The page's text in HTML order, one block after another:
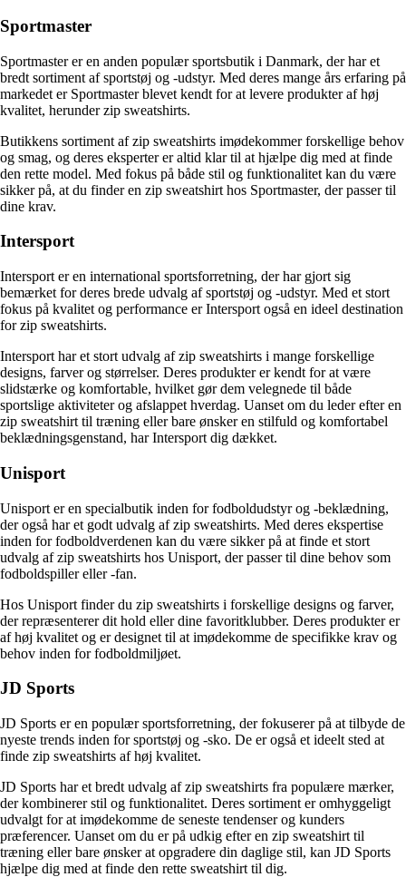
Sportmaster
Sportmaster er en anden populær sportsbutik i Danmark, der har et
bredt sortiment af sportstøj og -udstyr. Med deres mange års erfaring på
markedet er Sportmaster blevet kendt for at levere produkter af høj
kvalitet, herunder zip sweatshirts.
Butikkens sortiment af zip sweatshirts imødekommer forskellige behov
og smag, og deres eksperter er altid klar til at hjælpe dig med at finde
den rette model. Med fokus på både stil og funktionalitet kan du være
sikker på, at du finder en zip sweatshirt hos Sportmaster, der passer til
dine krav.
Intersport
Intersport er en international sportsforretning, der har gjort sig
bemærket for deres brede udvalg af sportstøj og -udstyr. Med et stort
fokus på kvalitet og performance er Intersport også en ideel destination
for zip sweatshirts.
Intersport har et stort udvalg af zip sweatshirts i mange forskellige
designs, farver og størrelser. Deres produkter er kendt for at være
slidstærke og komfortable, hvilket gør dem velegnede til både
sportslige aktiviteter og afslappet hverdag. Uanset om du leder efter en
zip sweatshirt til træning eller bare ønsker en stilfuld og komfortabel
beklædningsgenstand, har Intersport dig dækket.
Unisport
Unisport er en specialbutik inden for fodboldudstyr og -beklædning,
der også har et godt udvalg af zip sweatshirts. Med deres ekspertise
inden for fodboldverdenen kan du være sikker på at finde et stort
udvalg af zip sweatshirts hos Unisport, der passer til dine behov som
fodboldspiller eller -fan.
Hos Unisport finder du zip sweatshirts i forskellige designs og farver,
der repræsenterer dit hold eller dine favoritklubber. Deres produkter er
af høj kvalitet og er designet til at imødekomme de specifikke krav og
behov inden for fodboldmiljøet.
JD Sports
JD Sports er en populær sportsforretning, der fokuserer på at tilbyde de
nyeste trends inden for sportstøj og -sko. De er også et ideelt sted at
finde zip sweatshirts af høj kvalitet.
JD Sports har et bredt udvalg af zip sweatshirts fra populære mærker,
der kombinerer stil og funktionalitet. Deres sortiment er omhyggeligt
udvalgt for at imødekomme de seneste tendenser og kunders
præferencer. Uanset om du er på udkig efter en zip sweatshirt til
træning eller bare ønsker at opgradere din daglige stil, kan JD Sports
hjælpe dig med at finde den rette sweatshirt til dig.